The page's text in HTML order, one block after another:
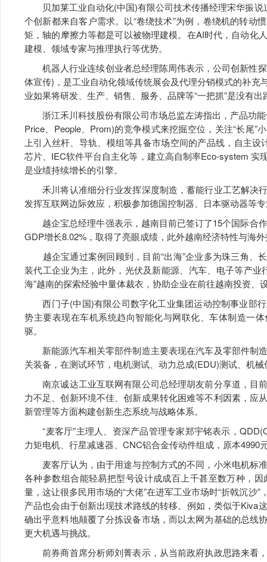
贝加莱工业自动化(中国)有限公司技术传播经理宋华振说
个创新都来自客户需求。以“卷绕技术”为例，卷绕机的转动
矩，轴的摩擦力等都是可以被物理建模。在AI时代，自动化
建模、领域专家与推理执行等优势。
机器人行业连续创业者总经理陈周伟表示，公司创新性
体宣传)，是工业自动化领域传统展会及代理分销模式的补
业如果将研发、生产、销售、服务、品牌等“一把抓”是没有
浙江禾川科技股份有限公司市场总监左涛指出，产品功
Price、People、Prom)的竞争模式来挖掘空位，关注“长尾
上引入丝杆、导轨、模组等具备市场空间的产品线，自主
芯片、IEC软件平台自主化等，建立高自制率Eco-system 实
是业绩持续增长的引擎。
禾川将认准细分行业发挥深度制造，蓄能行业工艺解决
发挥互联网边际效应，积极参加德国控制器、日本驱动器等
越企宝总经理牛强表示，越南目前已签订了15个国际合
GDP增长8.02%，取得了亮眼成绩，此外越南经济特性与海
越企宝通过案例回顾到，目前“出海”企业多为珠三角、
装代工企业为主，此外，光伏及新能源、汽车、电子等产
海”越南的探索经验中量体裁衣，协助企业在前往越南投资、
西门子(中国)有限公司数字化工业集团运动控制事业部
势主要表现在车机系统趋向智能化与网联化、车体制造一
驱。
新能源汽车相关零部件制造主要表现在汽车及零部件制
关装备，在测试环节，电机测试、动力总成(EDU)测试、机
南京诚达工业互联网有限公司总经理胡友前分享道，目
力不足、创新环境不佳、创新成果转化困难等不利因素，应
新管理等方面构建创新生态系统与战略体系。
“麦客厅”主理人、资深产品管理专家郑宇铭表示，
力矩电机、行星减速器、CNC铝合金传动件组成，原本4990
麦客厅认为，由于用途与控制方式的不同，小米电机标
各种参数组合能轻易把型号设计成成百上千甚至数万种，
量，这让很多民用市场的“大佬”在进军工业市场时“折戟沉沙
产品也会由于创新出现技术路线的转移。例如，类似于Kiva
确出乎意料地颠覆了分拣设备市场，而以太网为基础的总线
更大机遇与挑战。
前券商首席分析师刘菁表示，从当前政府执政思路来看